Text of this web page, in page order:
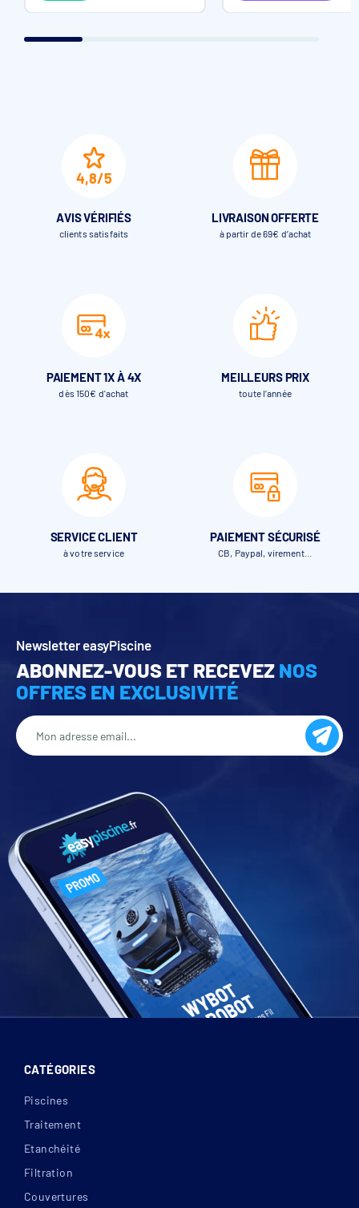
4,8/5
AVIS VÉRIFIÉS
clients satisfaits
LIVRAISON OFFERTE
à partir de 69€ d’achat
PAIEMENT 1X À 4X
dès 150€ d'achat
MEILLEURS PRIX
toute l’année
SERVICE CLIENT
à votre service
PAIEMENT SÉCURISÉ
CB, Paypal, virement…
Newsletter easyPiscine
ABONNEZ-VOUS ET RECEVEZ NOS
OFFRES EN EXCLUSIVITÉ
CATÉGORIES
Piscines
Traitement
Etanchéité
Filtration
Couvertures